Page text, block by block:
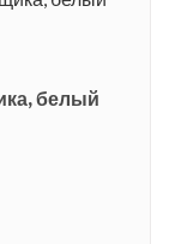
белый